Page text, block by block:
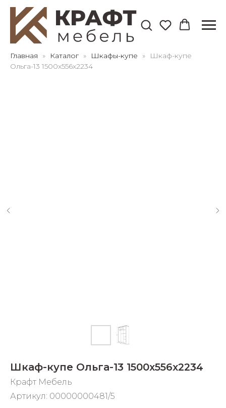
Главная Каталог Шкафы-купе
Шкаф-купе
Ольга-13 1500х556х2234
Шкаф-купе Ольга-13 1500х556х2234
Крафт Мебель
Артикул: 00000000481/5
выбранный способом
Оставшиеся
списываться с вашей карты
каждые 2 недели